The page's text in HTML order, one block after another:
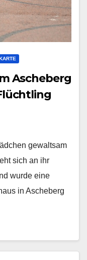
Ascheberg
gewaltsam
sich an ihr
wurde eine
in Ascheberg